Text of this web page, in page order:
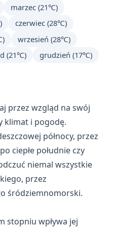
marzec (21℃)
czerwiec (28℃)
wrzesień (28℃)
(21℃) grudzień (17℃)
przez wzgląd na swój
klimat i pogodę.
północy, przez
ciepłe południe czy
niemal wszystkie
przez
śródziemnomorski.
stopniu wpływa jej